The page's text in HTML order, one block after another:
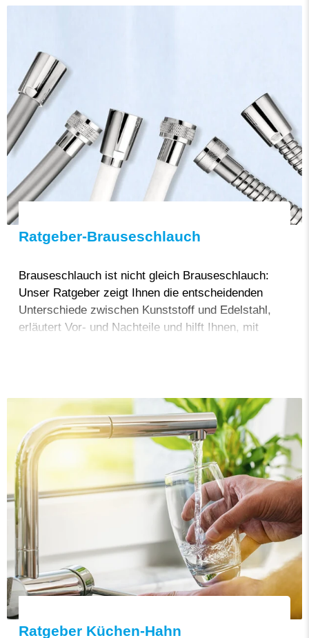
Ratgeber-Brauseschlauch
Brauseschlauch ist nicht gleich Brauseschlauch:
Unser Ratgeber zeigt Ihnen die entscheidenden
Unterschiede zwischen Kunststoff und Edelstahl,
erläutert Vor- und Nachteile und hilft Ihnen, mit
Erfahrung und wählen Sie bewusst – für Komfort,
Hygiene und Langlebigkeit.
Ratgeber Küchen-Hahn